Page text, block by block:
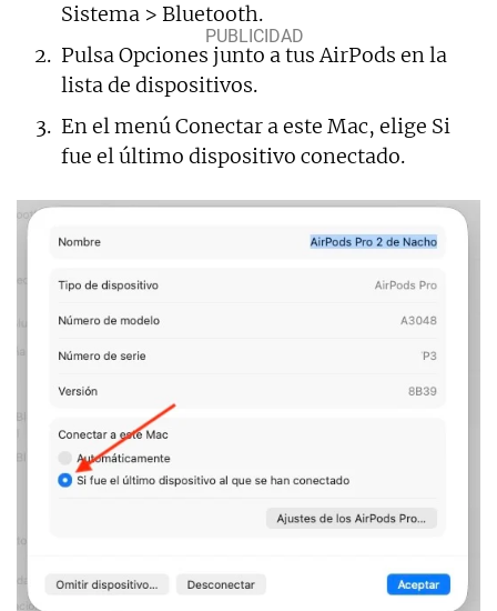
Sistema > Bluetooth.
Pulsa Opciones junto a tus AirPods en la
lista de dispositivos.
En el menú Conectar a este Mac, elige Si
fue el último dispositivo conectado.